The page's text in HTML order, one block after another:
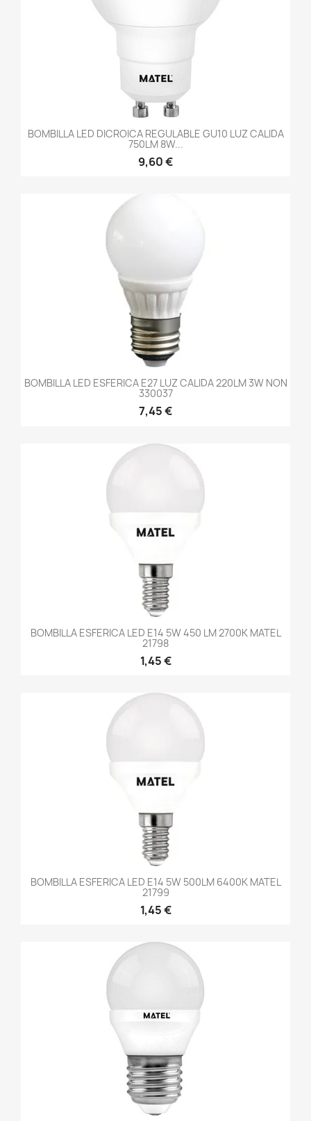
BOMBILLA LED DICROICA REGULABLE GU10 LUZ CALIDA
750LM 8W...
9,60 €
BOMBILLA LED ESFERICA E27 LUZ CALIDA 220LM 3W NON
330037
7,45 €
BOMBILLA ESFERICA LED E14 5W 450 LM 2700K MATEL
21798
1,45 €
BOMBILLA ESFERICA LED E14 5W 500LM 6400K MATEL
21799
1,45 €